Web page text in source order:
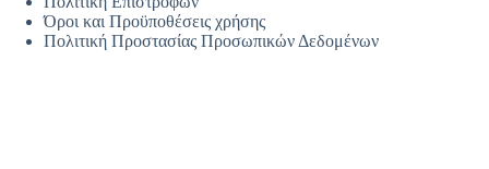
Όροι και Προϋποθέσεις χρήσης
Πολιτική Προστασίας Προσωπικών Δεδομένων